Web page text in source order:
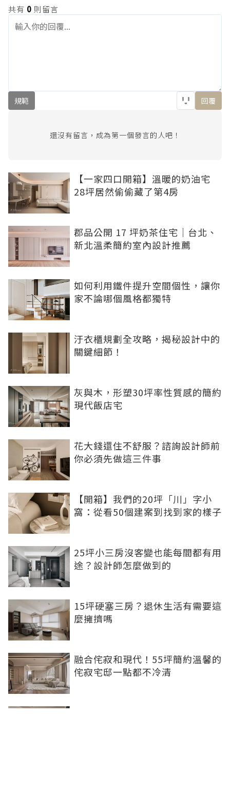
共有 0 則留言
規範 回覆
還沒有留言，成為第一個發言的人吧！
【一家四口開箱】溫暖的奶油宅
28坪居然偷偷藏了第4房
郡品公開 17 坪奶茶住宅｜台北、
新北溫柔簡約室內設計推薦
如何利用鐵件提升空間個性，讓你
家不論哪個風格都獨特
汙衣櫃規劃全攻略，揭秘設計中的
關鍵細節！
灰與木，形塑30坪率性質感的簡約
現代飯店宅
花大錢還住不舒服？諮詢設計師前
你必須先做這三件事
【開箱】我們的20坪「川」字小
窩：從看50個建案到找到家的樣子
25坪小三房沒客變也能每間都有用
途？設計師怎麼做到的
15坪硬塞三房？退休生活有需要這
麼擁擠嗎
融合侘寂和現代！55坪簡約溫馨的
侘寂宅邸一點都不冷清